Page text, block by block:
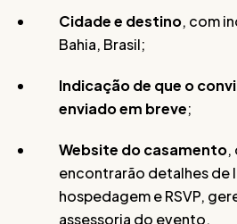
Cidade e destino, com
Bahia, Brasil;
Indicação de que o
enviado em breve;
Website do casamento,
encontrarão detalhes de
hospedagem e RSVP,
assessoria do evento.